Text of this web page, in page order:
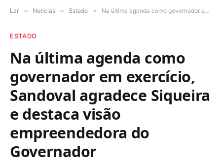
Lar » Notícias » Estado » Na última agenda como governador em exercício, Sandoval agradece Siqueira e destaca visão empreendedora do Governador
ESTADO
Na última agenda como
governador em exercício,
Sandoval agradece Siqueira
e destaca visão
empreendedora do
Governador